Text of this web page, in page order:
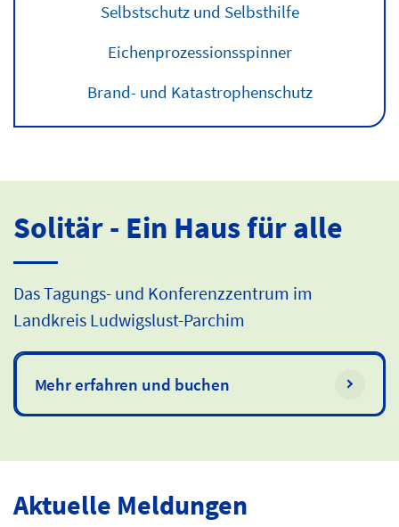
Selbstschutz und Selbsthilfe
Eichenprozessionsspinner
Brand- und Katastrophenschutz
Solitär - Ein Haus für alle
Das Tagungs- und Konferenzzentrum im
Landkreis Ludwigslust-Parchim
Mehr erfahren und buchen
Aktuelle Meldungen